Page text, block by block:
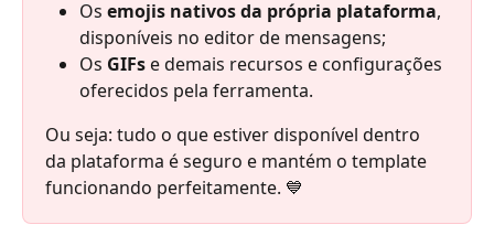
Os emojis nativos da própria plataforma,
disponíveis no editor de mensagens;
Os GIFs e demais recursos e configurações
oferecidos pela ferramenta.
Ou seja: tudo o que estiver disponível dentro
da plataforma é seguro e mantém o template
funcionando perfeitamente. 💙